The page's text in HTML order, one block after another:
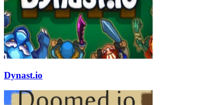
Dynast.io